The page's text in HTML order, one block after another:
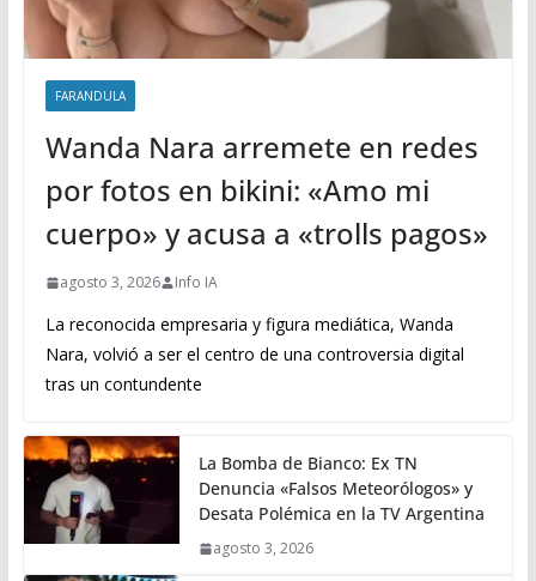
FARANDULA
Wanda Nara arremete en redes
por fotos en bikini: «Amo mi
cuerpo» y acusa a «trolls pagos»
agosto 3, 2026 Info IA
La reconocida empresaria y figura mediática, Wanda
Nara, volvió a ser el centro de una controversia digital
tras un contundente
La Bomba de Bianco: Ex TN
Denuncia «Falsos Meteorólogos» y
Desata Polémica en la TV Argentina
agosto 3, 2026